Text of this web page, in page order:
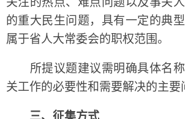
的重大民生问题，具有一定的典
属于省人大常委会的职权范围。
所提议题建议需明确具体名称
关工作的必要性和需要解决的主要
三、征集方式